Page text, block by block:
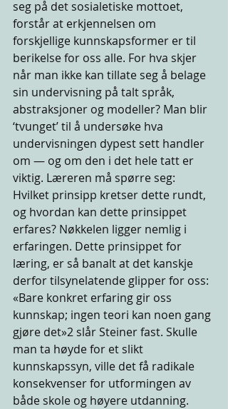
seg på det sosialetiske mottoet,
forstår at erkjennelsen om
forskjellige kunnskapsformer er til
berikelse for oss alle. For hva skjer
når man ikke kan tillate seg å belage
sin undervisning på talt språk,
abstraksjoner og modeller? Man blir
‘tvunget’ til å undersøke hva
undervisningen dypest sett handler
om — og om den i det hele tatt er
viktig. Læreren må spørre seg:
Hvilket prinsipp kretser dette rundt,
og hvordan kan dette prinsippet
erfares? Nøkkelen ligger nemlig i
erfaringen. Dette prinsippet for
læring, er så banalt at det kanskje
derfor tilsynelatende glipper for oss:
«Bare konkret erfaring gir oss
kunnskap; ingen teori kan noen gang
gjøre det»2 slår Steiner fast. Skulle
man ta høyde for et slikt
kunnskapssyn, ville det få radikale
konsekvenser for utformingen av
både skole og høyere utdanning.